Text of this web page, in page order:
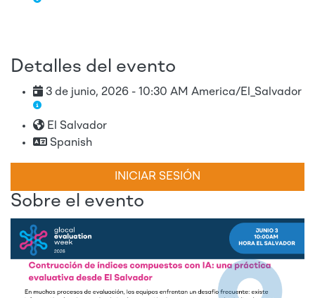
Sobre el evento
Detalles del evento
3 de junio, 2026 - 10:30 AM America/El_Salvador
El Salvador
Spanish
INICIAR SESIÓN